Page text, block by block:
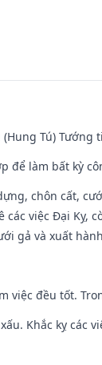
(Hung Tú)
để làm bất kỳ
chôn cất,
việc Đại Kỵ,
gả và xuất
việc đều tốt.
Khắc kỵ các